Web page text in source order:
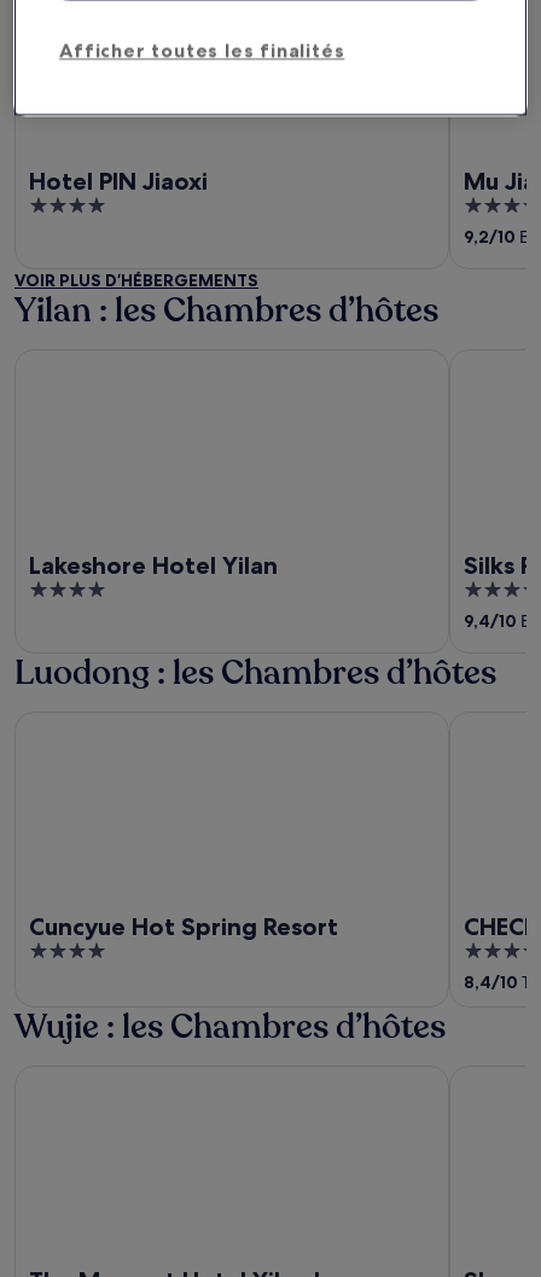
Hotel PIN Jiaoxi
4
5
Mu
4.5
out
9,2/10
VOIR PLUS D’HÉBERGEMENTS
Yilan : les Chambres d’hôtes
Lakeshore Hotel Yilan
4
5
Silks
4.5
out
5
9,4/10
Luodong : les Chambres d’hôtes
Cuncyue Hot Spring Resort
4
5
3.5
out
8,4/10
Wujie : les Chambres d’hôtes
Afficher toutes les finalités